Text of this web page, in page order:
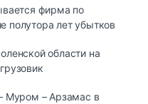
фирма по
полутора лет убытков
области на
Муром – Арзамас в